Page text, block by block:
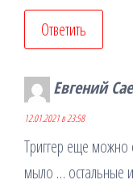
Ответить
Евгений
12.01.2021 в 23:58
Триггер еще
мыло … остальные